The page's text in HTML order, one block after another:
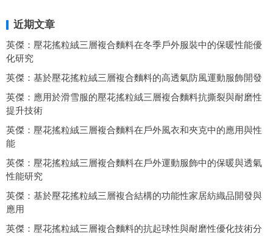
近期文章
英傑：壓花搖粒絨三層複合麵料在冬季戶外服裝中的保暖性能優
化研究
英傑：基於壓花搖粒絨三層複合麵料的高透氣防風運動服飾開發
英傑：應用於滑雪服的壓花搖粒絨三層複合麵料抗撕裂與耐磨性
提升技術
英傑：壓花搖粒絨三層複合麵料在戶外風衣和夾克中的應用與性
能
英傑：壓花搖粒絨三層複合麵料在戶外運動服飾中的保暖與透氣
性能研究
英傑：基於壓花搖粒絨三層複合結構的功能性家居紡織品開發與
應用
英傑：壓花搖粒絨三層複合麵料的抗起球性與耐磨性優化技術分